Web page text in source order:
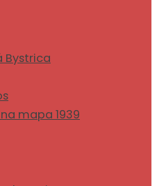
Bystrica
mapa 1939